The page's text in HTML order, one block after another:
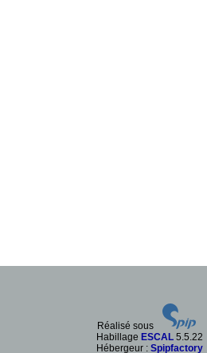
Réalisé sous
Habillage ESCAL 5.5.22
Hébergeur : Spipfactory